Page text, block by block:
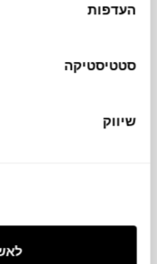
העדפות
סטטיסטיקה
שיווק
מותג
מידות